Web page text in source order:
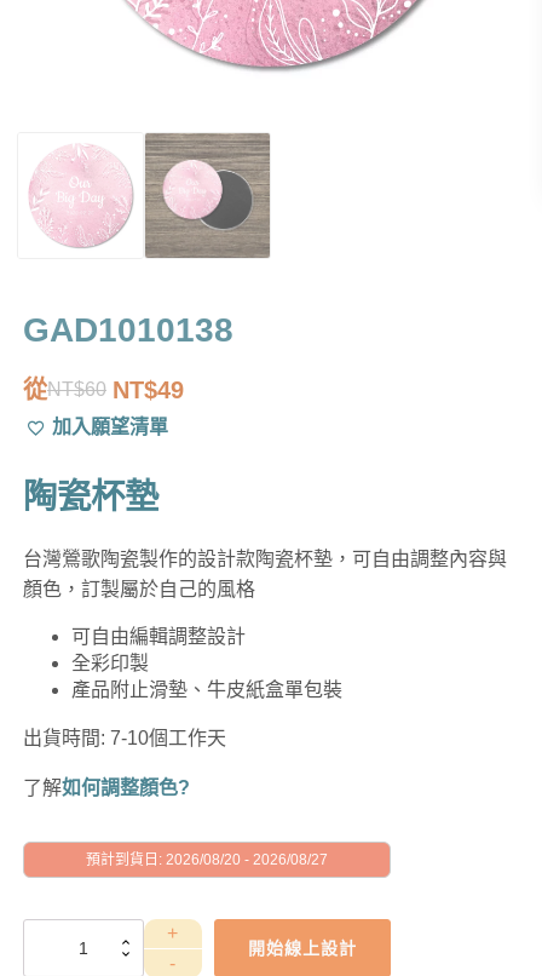
GAD1010138
從NT$60
原
始
價
格：
NT$49
目
前
價
格：
加入願望清單
陶瓷杯墊
台灣鶯歌陶瓷製作的設計款陶瓷杯墊，可自由調整內容與
顏色，訂製屬於自己的風格
可自由編輯調整設計
全彩印製
產品附止滑墊、牛皮紙盒單包裝
出貨時間: 7-10個工作天
了解如何調整顏色?
預計到貨日: 2026/08/20 - 2026/08/27
GAD1010138
開始線上設計